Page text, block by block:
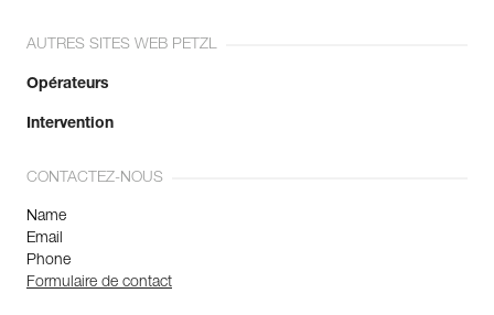
AUTRES SITES WEB PETZL
Opérateurs
Intervention
CONTACTEZ-NOUS
Name
Email
Phone
Formulaire de contact